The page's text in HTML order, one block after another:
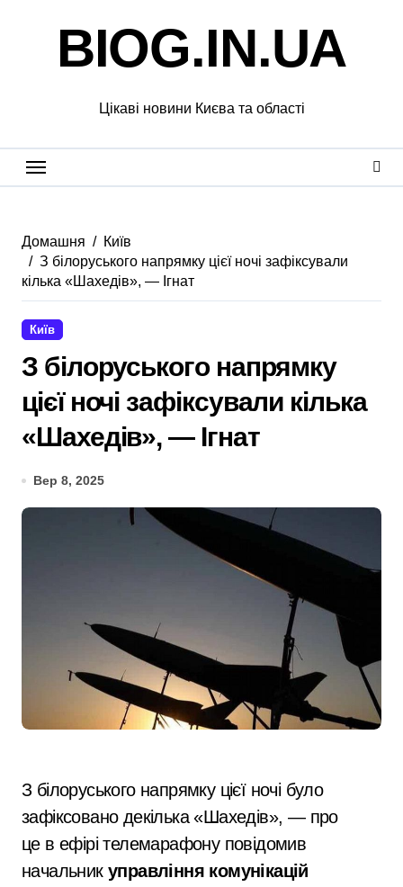
BIOG.IN.UA
Цікаві новини Києва та області
Домашня
Київ
З білоруського напрямку цієї ночі зафіксували
кілька «Шахедів», — Ігнат
Київ
З білоруського напрямку
цієї ночі зафіксували кілька
«Шахедів», — Ігнат
Вер 8, 2025
З білоруського напрямку цієї ночі було
зафіксовано декілька «Шахедів», — про
це в ефірі телемарафону повідомив
начальникуправління комунікацій